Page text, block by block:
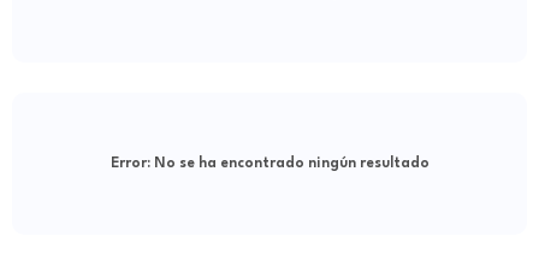
Error:No se ha encontrado ningún resultado